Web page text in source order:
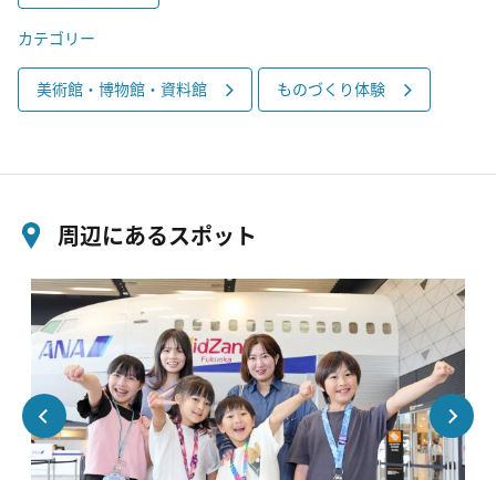
カテゴリー
美術館・博物館・資料館 ものづくり体験
周辺にあるスポット